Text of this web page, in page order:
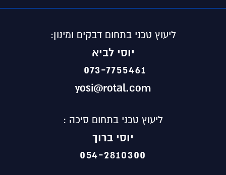
ליעוץ טכני בתחום דבקים ומינון:
יוסי לביא
073-7755461
yosi@rotal.com
ליעוץ טכני בתחום סיכה :
יוסי ברוך
054-2810300